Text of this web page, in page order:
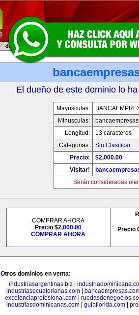
El dueño de este dominio lo
Mayusculas:
Minusculas:
Longitud:
13 caracteres
Categorias:
Sin Clasificar
Precio:
$2,000.00
Visitar!
Serán consideradas
COMPRAR AHORA
Precio $2,000.00
COMPRAR AHORA
Precio
Otros dominios en venta:
industriasargentinas.biz
industriasecuatorianas.com
excelenciaprofesional.com
industriasdominicanas.com
guiaflorida.com